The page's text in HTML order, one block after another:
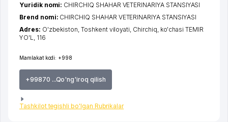
Mamlakat kodi: +998
+99870 ...Qo'ng'iroq qilish
Tashkilot tegishli bo'lgan Rubrikalar
Yuridik nomi: CHIRCHIQ SHAHAR VETERINARIYA STANSIYASI
Brend nomi: CHIRCHIQ SHAHAR VETERINARIYA STANSIYASI
Adres: O'zbekiston,Toshkent viloyati Chirchiq ko'chasi TEMIR
YO'L
, 116